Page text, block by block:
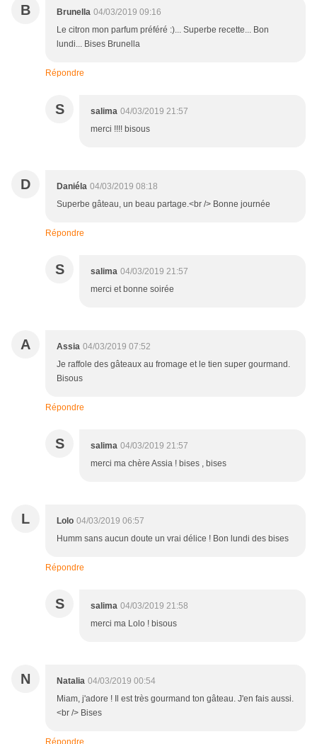
B Brunella 04/03/2019 09:16
Le citron mon parfum préféré :)... Superbe recette... Bon
lundi... Bises Brunella
Répondre
S salima 04/03/2019 21:57
merci !!!! bisous
D Daniéla 04/03/2019 08:18
Superbe gâteau, un beau partage.<br /> Bonne journée
Répondre
S salima 04/03/2019 21:57
merci et bonne soirée
A Assia 04/03/2019 07:52
Je raffole des gâteaux au fromage et le tien super gourmand.
Bisous
Répondre
S salima 04/03/2019 21:57
merci ma chère Assia ! bises , bises
L Lolo 04/03/2019 06:57
Humm sans aucun doute un vrai délice ! Bon lundi des bises
Répondre
S salima 04/03/2019 21:58
merci ma Lolo ! bisous
N Natalia 04/03/2019 00:54
Miam, j'adore ! Il est très gourmand ton gâteau. J'en fais aussi.
<br /> Bises
Répondre